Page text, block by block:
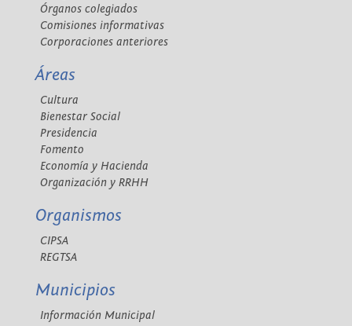
Órganos colegiados
Comisiones informativas
Corporaciones anteriores
Áreas
Cultura
Bienestar Social
Presidencia
Fomento
Economía y Hacienda
Organización y RRHH
Organismos
CIPSA
REGTSA
Municipios
Información Municipal